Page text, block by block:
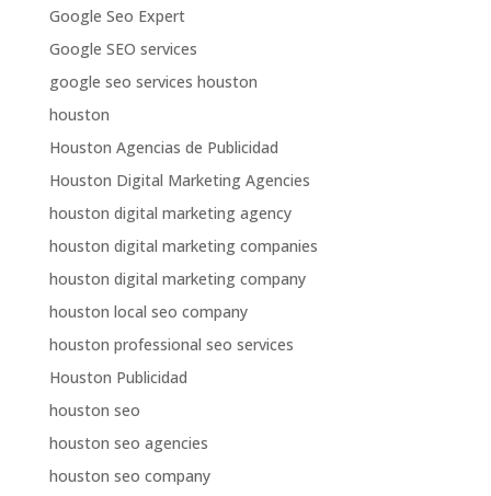
Google Seo Expert
Google SEO services
google seo services houston
houston
Houston Agencias de Publicidad
Houston Digital Marketing Agencies
houston digital marketing agency
houston digital marketing companies
houston digital marketing company
houston local seo company
houston professional seo services
Houston Publicidad
houston seo
houston seo agencies
houston seo company